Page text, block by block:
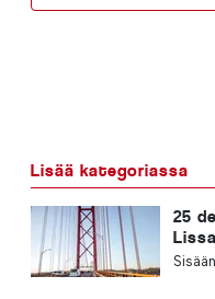
Lisää kategoriassa
25